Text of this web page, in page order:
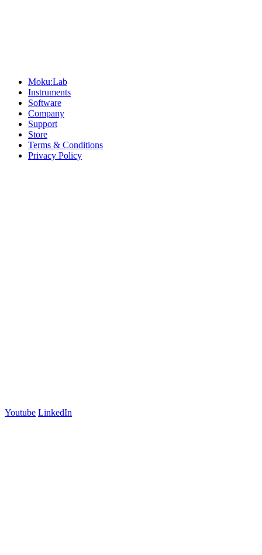
Moku:Lab
Instruments
Software
Company
Support
Store
Terms & Conditions
Privacy Policy
Youtube LinkedIn